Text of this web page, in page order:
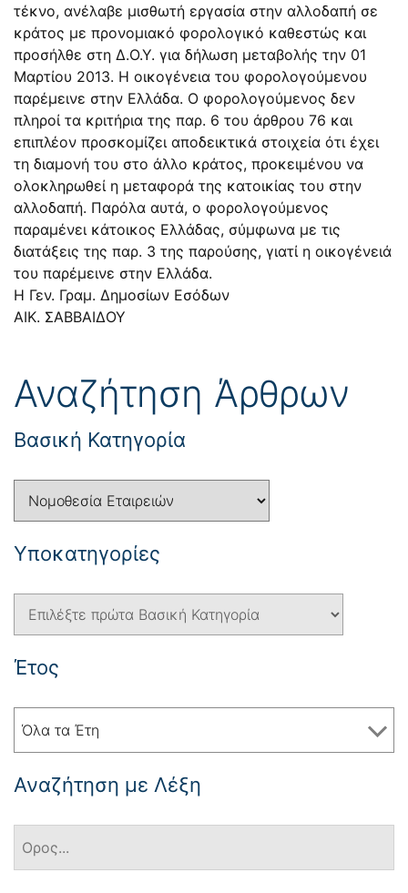
τέκνο, ανέλαβε μισθωτή εργασία στην αλλοδαπή σε
κράτος με προνομιακό φορολογικό καθεστώς και
προσήλθε στη Δ.Ο.Υ. για δήλωση μεταβολής την 01
Μαρτίου 2013. Η οικογένεια του φορολογούμενου
παρέμεινε στην Ελλάδα. Ο φορολογούμενος δεν
πληροί τα κριτήρια της παρ. 6 του άρθρου 76 και
επιπλέον προσκομίζει αποδεικτικά στοιχεία ότι έχει
τη διαμονή του στο άλλο κράτος, προκειμένου να
ολοκληρωθεί η μεταφορά της κατοικίας του στην
αλλοδαπή. Παρόλα αυτά, ο φορολογούμενος
παραμένει κάτοικος Ελλάδας, σύμφωνα με τις
διατάξεις της παρ. 3 της παρούσης, γιατί η οικογένειά
του παρέμεινε στην Ελλάδα.
Η Γεν. Γραμ. Δημοσίων Εσόδων
ΑΙΚ. ΣΑΒΒΑΙΔΟΥ
Αναζήτηση Άρθρων
Βασική Κατηγορία
Yποκατηγορίες
Έτος
Όλα τα Έτη
Αναζήτηση με Λέξη